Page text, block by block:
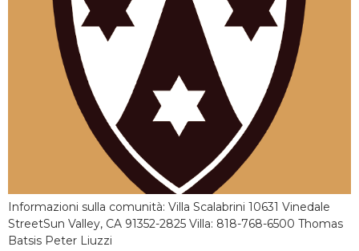
Informazioni sulla comunità: Villa Scalabrini 10631 Vinedale
StreetSun Valley, CA 91352-2825 Villa: 818-768-6500 Thomas
Batsis Peter Liuzzi